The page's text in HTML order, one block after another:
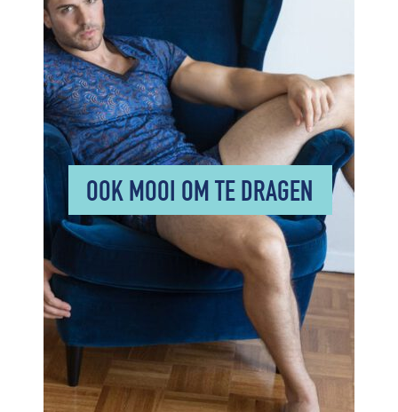
OOK MOOI OM TE DRAGEN